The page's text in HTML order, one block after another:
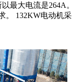
最大电流是264A。
。 132KW电动机采